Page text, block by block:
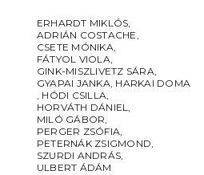
ERHARDT MIKLÓS,
ADRIÁN COSTACHE,
CSETE MÓNIKA,
FÁTYOL VIOLA,
GINK-MISZLIVETZ SÁRA,
GYAPAI JANKA, HARKAI DOMA
, HÓDI CSILLA,
HORVÁTH DÁNIEL,
MILÓ GÁBOR,
PERGER ZSÓFIA,
PETERNÁK ZSIGMOND,
SZURDI ANDRÁS,
ULBERT ÁDÁM